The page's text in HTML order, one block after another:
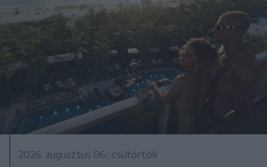
2026. augusztus 06., csütörtök